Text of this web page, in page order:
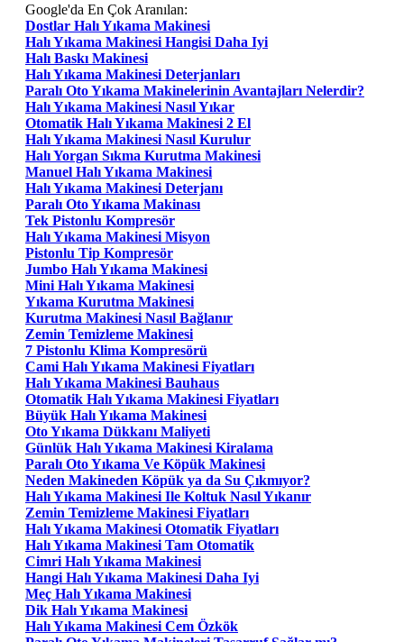
Google'da En Çok Aranılan:
Dostlar Halı Yıkama Makinesi
Halı Yıkama Makinesi Hangisi Daha Iyi
Halı Baskı Makinesi
Halı Yıkama Makinesi Deterjanları
Paralı Oto Yıkama Makinelerinin Avantajları Nelerdir?
Halı Yıkama Makinesi Nasıl Yıkar
Otomatik Halı Yıkama Makinesi 2 El
Halı Yıkama Makinesi Nasıl Kurulur
Halı Yorgan Sıkma Kurutma Makinesi
Manuel Halı Yıkama Makinesi
Halı Yıkama Makinesi Deterjanı
Paralı Oto Yıkama Makinası
Tek Pistonlu Kompresör
Halı Yıkama Makinesi Misyon
Pistonlu Tip Kompresör
Jumbo Halı Yıkama Makinesi
Mini Halı Yıkama Makinesi
Yıkama Kurutma Makinesi
Kurutma Makinesi Nasıl Bağlanır
Zemin Temizleme Makinesi
7 Pistonlu Klima Kompresörü
Cami Halı Yıkama Makinesi Fiyatları
Halı Yıkama Makinesi Bauhaus
Otomatik Halı Yıkama Makinesi Fiyatları
Büyük Halı Yıkama Makinesi
Oto Yıkama Dükkanı Maliyeti
Günlük Halı Yıkama Makinesi Kiralama
Paralı Oto Yıkama Ve Köpük Makinesi
Neden Makineden Köpük ya da Su Çıkmıyor?
Halı Yıkama Makinesi Ile Koltuk Nasıl Yıkanır
Zemin Temizleme Makinesi Fiyatları
Halı Yıkama Makinesi Otomatik Fiyatları
Halı Yıkama Makinesi Tam Otomatik
Cimri Halı Yıkama Makinesi
Hangi Halı Yıkama Makinesi Daha Iyi
Meç Halı Yıkama Makinesi
Dik Halı Yıkama Makinesi
Halı Yıkama Makinesi Cem Özkök